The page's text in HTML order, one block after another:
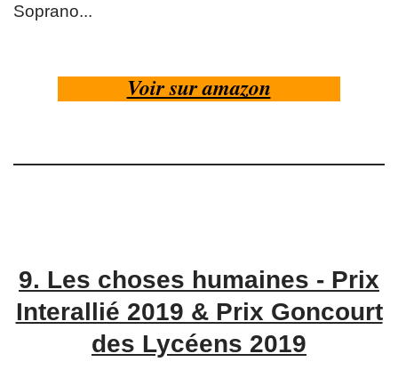
Soprano...
Voir sur amazon
9. Les choses humaines - Prix
Interallié 2019 & Prix Goncourt
des Lycéens 2019